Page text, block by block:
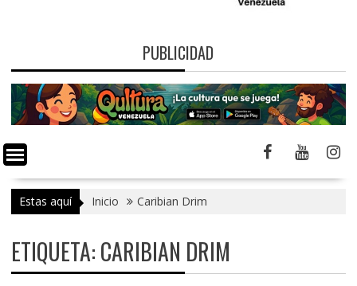
PUBLICIDAD
Estas aquí Inicio Caribian Drim
ETIQUETA:CARIBIAN DRIM